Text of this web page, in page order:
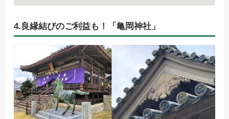
4.良縁結びのご利益も！「亀岡神社」